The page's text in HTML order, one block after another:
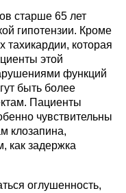
старше 65 лет
гипотензии. Кроме
тахикардии, которая
этой
функций
быть более
Пациенты
чувствительны
клозапина,
как задержка
оглушенность,